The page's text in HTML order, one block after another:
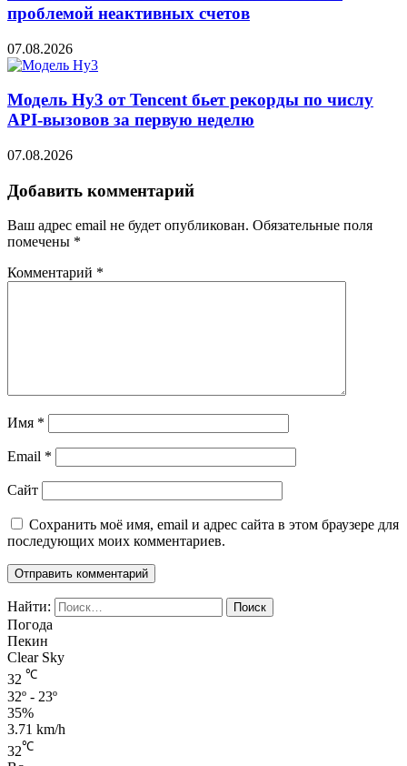
проблемой неактивных счетов
07.08.2026
Модель Hy3 от Tencent бьет рекорды по числу
API-вызовов за первую неделю
07.08.2026
Добавить комментарий
Ваш адрес email не будет опубликован. Обязательные поля
помечены *
Комментарий *
Имя *
Email *
Сайт
Сохранить моё имя, email и адрес сайта в этом браузере для
последующих моих комментариев.
Найти:
Погода
Пекин
Clear Sky
32 ℃
32º - 23º
35%
3.71 km/h
32℃